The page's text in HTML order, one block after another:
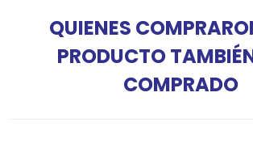
QUIENES
PRODUCTO
COMPRADO